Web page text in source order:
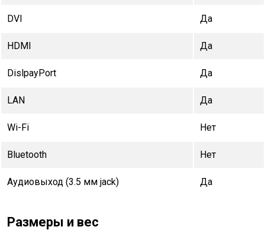
DVI Да
HDMI Да
DislpayPort Да
LAN Да
Wi-Fi Нет
Bluetooth Нет
Аудиовыход (3.5 мм jack) Да
Размеры и вес